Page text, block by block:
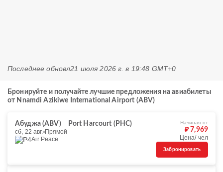
Последнее обновл21 июля 2026 г. в 19:48 GMT+0
Бронируйте и получайте лучшие предложения на авиабилеты
от Nnamdi Azikiwe International Airport (ABV)
Абуджа (ABV)
Port Harcourt (PHC)
сб, 22 авг. Прямой
Air Peace
Начиная от
₽ 7,969
Цена/ чел
Забронировать